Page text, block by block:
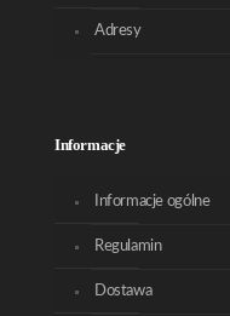
Adresy
Informacje
Informacje ogólne
Regulamin
Dostawa